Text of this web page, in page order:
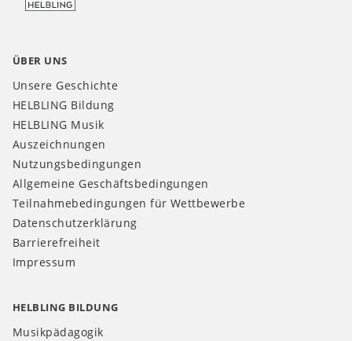
ÜBER UNS
Unsere Geschichte
HELBLING Bildung
HELBLING Musik
Auszeichnungen
Nutzungsbedingungen
Allgemeine Geschäftsbedingungen
Teilnahmebedingungen für Wettbewerbe
Datenschutzerklärung
Barrierefreiheit
Impressum
HELBLING BILDUNG
Musikpädagogik